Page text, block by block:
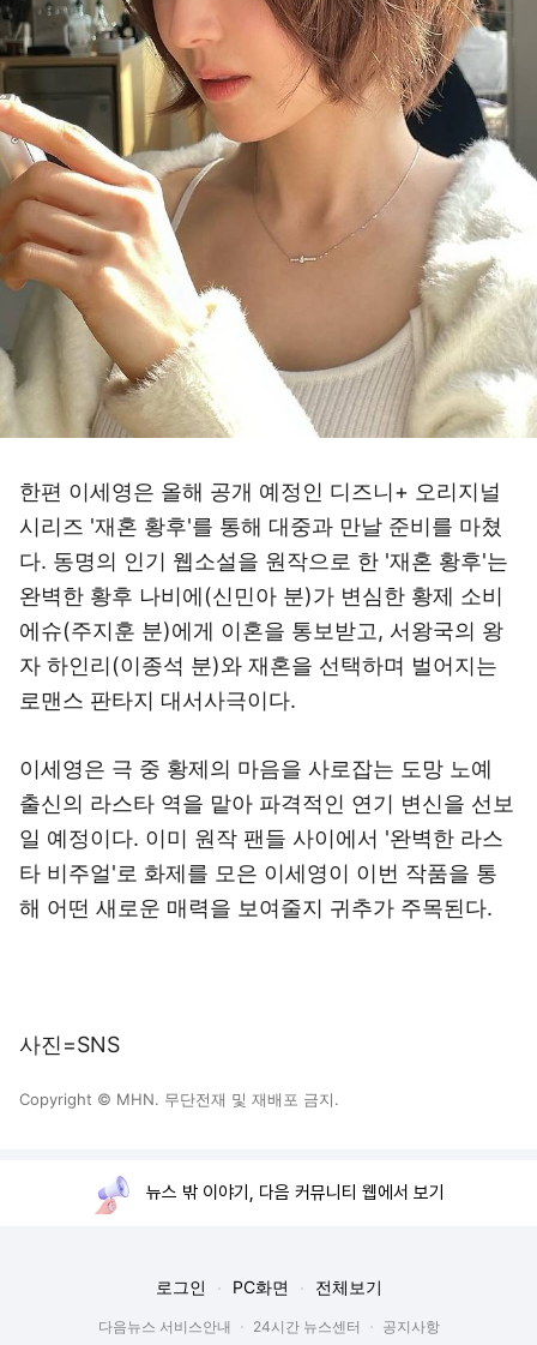
한편 이세영은 올해 공개 예정인 디즈니+ 오리지널
시리즈 '재혼 황후'를 통해 대중과 만날 준비를 마쳤
다. 동명의 인기 웹소설을 원작으로 한 '재혼 황후'는
완벽한 황후 나비에(신민아 분)가 변심한 황제 소비
에슈(주지훈 분)에게 이혼을 통보받고, 서왕국의 왕
자 하인리(이종석 분)와 재혼을 선택하며 벌어지는
로맨스 판타지 대서사극이다.
이세영은 극 중 황제의 마음을 사로잡는 도망 노예
출신의 라스타 역을 맡아 파격적인 연기 변신을 선보
일 예정이다. 이미 원작 팬들 사이에서 '완벽한 라스
타 비주얼'로 화제를 모은 이세영이 이번 작품을 통
해 어떤 새로운 매력을 보여줄지 귀추가 주목된다.
사진=SNS
Copyright © MHN. 무단전재 및 재배포 금지.
뉴스 밖 이야기, 다음 커뮤니티 웹에서 보기
로그인 PC화면 전체보기
다음뉴스 서비스안내 24시간 뉴스센터
공지사항